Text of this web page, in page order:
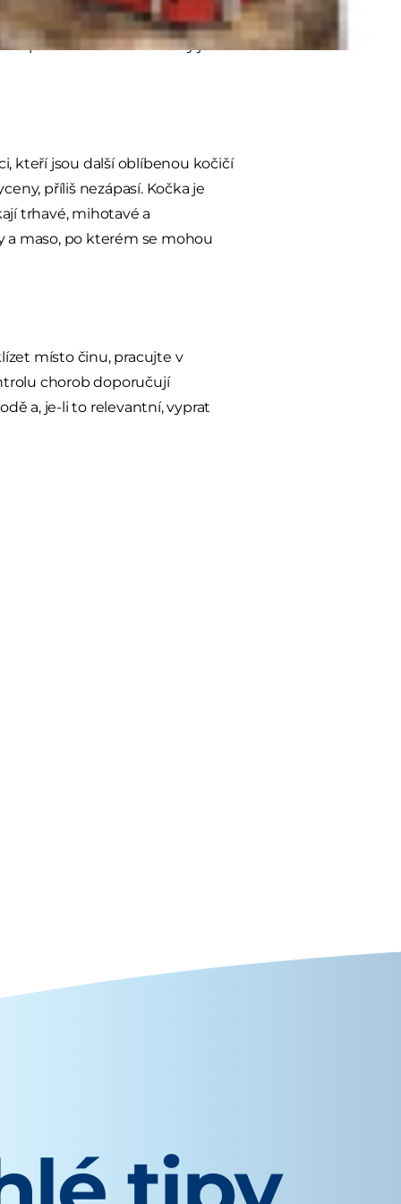
a další lidé, kteří se chtěli
přístřešku. A od té doby je to
kteří jsou další oblíbenou kočičí
příliš nezápasí. Kočka je
trhavé, mihotavé a
maso, po kterém se mohou
místo činu, pracujte v
chorob doporučují
a, je-li to relevantní, vyprat